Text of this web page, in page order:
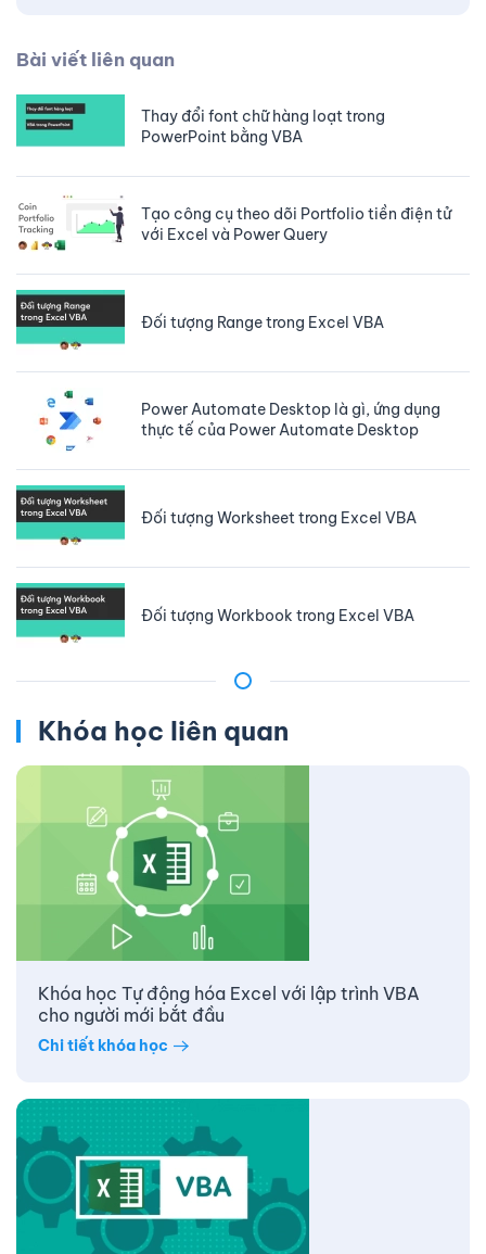
Bài viết liên quan
Thay đổi font chữ hàng loạt trong
PowerPoint bằng VBA
Tạo công cụ theo dõi Portfolio tiền điện tử
với Excel và Power Query
Đối tượng Range trong Excel VBA
Power Automate Desktop là gì, ứng dụng
thực tế của Power Automate Desktop
Đối tượng Worksheet trong Excel VBA
Đối tượng Workbook trong Excel VBA
Khóa học liên quan
Khóa học Tự động hóa Excel với lập trình VBA
cho người mới bắt đầu
Chi tiết khóa học